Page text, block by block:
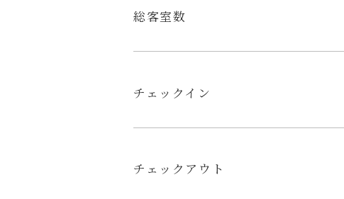
総客室数
チェックイン
チェックアウト